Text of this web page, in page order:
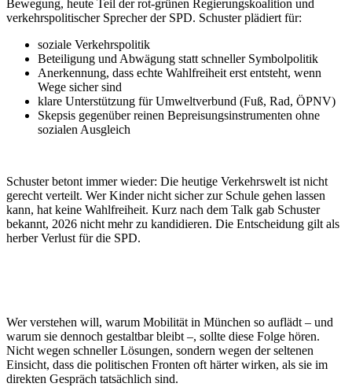
Bewegung, heute Teil der rot-grünen Regierungskoalition und
verkehrspolitischer Sprecher der SPD. Schuster plädiert für:
soziale Verkehrspolitik
Beteiligung und Abwägung statt schneller Symbolpolitik
Anerkennung, dass echte Wahlfreiheit erst entsteht, wenn
Wege sicher sind
klare Unterstützung für Umweltverbund (Fuß, Rad, ÖPNV)
Skepsis gegenüber reinen Bepreisungsinstrumenten ohne
sozialen Ausgleich
Schuster betont immer wieder: Die heutige Verkehrswelt ist nicht
gerecht verteilt. Wer Kinder nicht sicher zur Schule gehen lassen
kann, hat keine Wahlfreiheit. Kurz nach dem Talk gab Schuster
bekannt, 2026 nicht mehr zu kandidieren. Die Entscheidung gilt als
herber Verlust für die SPD.
Wer verstehen will, warum Mobilität in München so auflädt – und
warum sie dennoch gestaltbar bleibt –, sollte diese Folge hören.
Nicht wegen schneller Lösungen, sondern wegen der seltenen
Einsicht, dass die politischen Fronten oft härter wirken, als sie im
direkten Gespräch tatsächlich sind.